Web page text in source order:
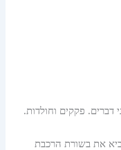
דברים. פקקים וחולדות.
את בשורת הרכבת